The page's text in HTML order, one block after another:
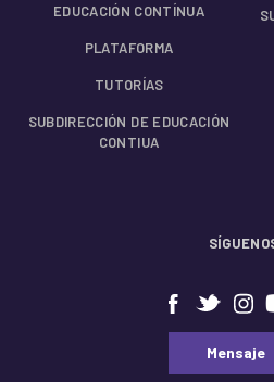
EDUCACIÓN CONTÍNUA
PLATAFORMA
TUTORÍAS
SUBDIRECCIÓN DE EDUCACIÓN
CONTIUA
⠀⠀Mensaje⠀